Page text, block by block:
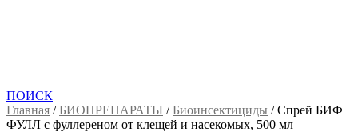
ПОИСК
Главная /БИОПРЕПАРАТЫ /Биоинсектициды /Спрей БИФ
ФУЛЛ с фуллереном от клещей и насекомых, 500 мл